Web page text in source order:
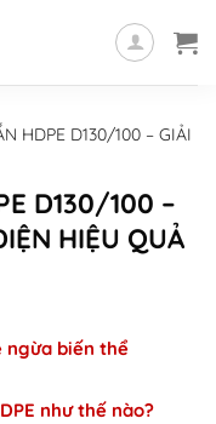
HDPE D130/100 – GIẢI
D130/100 –
HIỆU QUẢ
ngừa biến thể
như thế nào?